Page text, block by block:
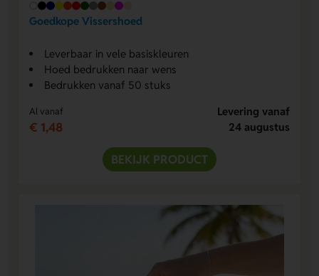
Goedkope Vissershoed
Leverbaar in vele basiskleuren
Hoed bedrukken naar wens
Bedrukken vanaf 50 stuks
Al vanaf
€ 1,48
Levering vanaf
24 augustus
BEKIJK PRODUCT